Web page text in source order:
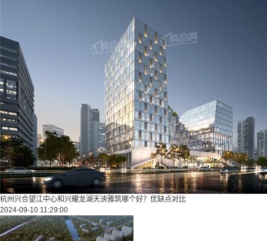
杭州兴合望江中心和兴耀龙湖天泱雅筑哪个好？优缺点对比
2024-09-10 11:29:00